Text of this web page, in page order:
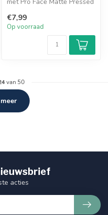
€7,99
Op voorraad
van 50
acties